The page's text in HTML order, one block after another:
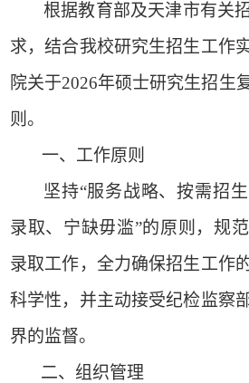
根据教育部及天津市有关
求，结合我校研究生招生工作
院关于2026年硕士研究生招生
则 。
一、工作原则
坚持“服务战略、按需招
录取、宁缺毋滥”的原则，规
录取工作，全力确保招生工作
科学性，并主动接受纪检监察
界的监督。
二、组织管理